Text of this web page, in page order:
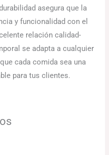
asegura que la
y funcionalidad con el
relación calidad-
se adapta a cualquier
cada comida sea una
para tus clientes.